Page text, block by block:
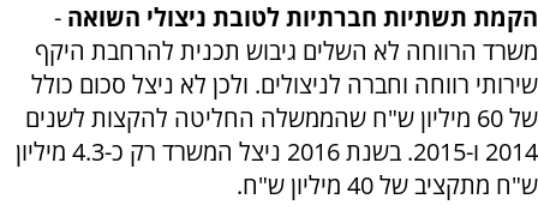
הקמת תשתיות חברתיות לטובת ניצולי השואה -
משרד הרווחה לא השלים גיבוש תכנית להרחבת היקף
שירותי רווחה וחברה לניצולים. ולכן לא ניצל סכום כולל
של 60 מיליון ש"ח שהממשלה החליטה להקצות לשנים
2014 ו-2015. בשנת 2016 ניצל המשרד רק כ-4.3 מיליון
ש"ח מתקציב של 40 מיליון ש"ח.